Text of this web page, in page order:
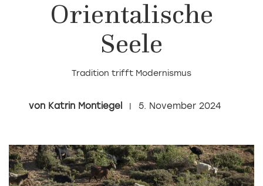
Orientalische
Seele
Tradition trifft Modernismus
Katrin Montiegel 5. November 2024